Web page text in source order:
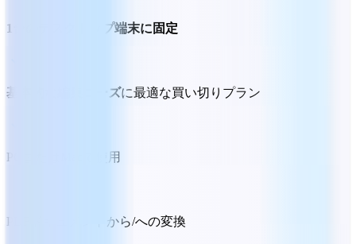
1台のデスクトップ端末に固定
基本的な編集ニーズに最適な買い切りプラン
PCまたはMacで使用
PDFドキュメントから/への変換